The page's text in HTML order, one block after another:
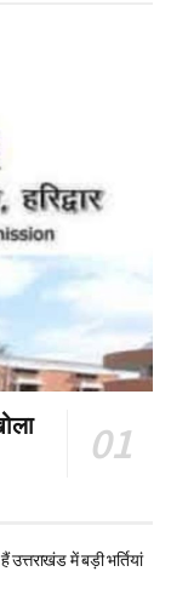
उत्तराखंड में बड़ी भर्तियां